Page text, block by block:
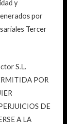
y
por
Tercer
S.L.
POR
DE
A LA